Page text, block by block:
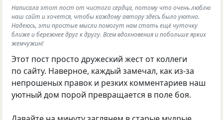
Написала этот пост от чистого сердца, потому что очень люблю
наш сайт и хочется, чтобы каждому автору здесь было уютно.
Надеюсь, эти простые мысли помогут нам стать ещё чуточку
ближе и бережнее друг к дрyгу. Всем вдохновения и побольше ярких
жемчужин!
Этот пост просто дружеский жест от коллеги
по сайту. Наверное, каждый замечал, как из-за
непрошеных правок и резких комментариев наш
уютный дом порой превращается в поле боя.